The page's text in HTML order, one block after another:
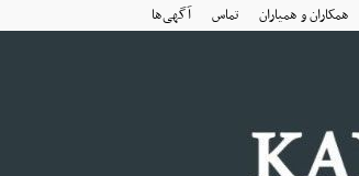
همکاران و همیاران تماس آگهی‌ها